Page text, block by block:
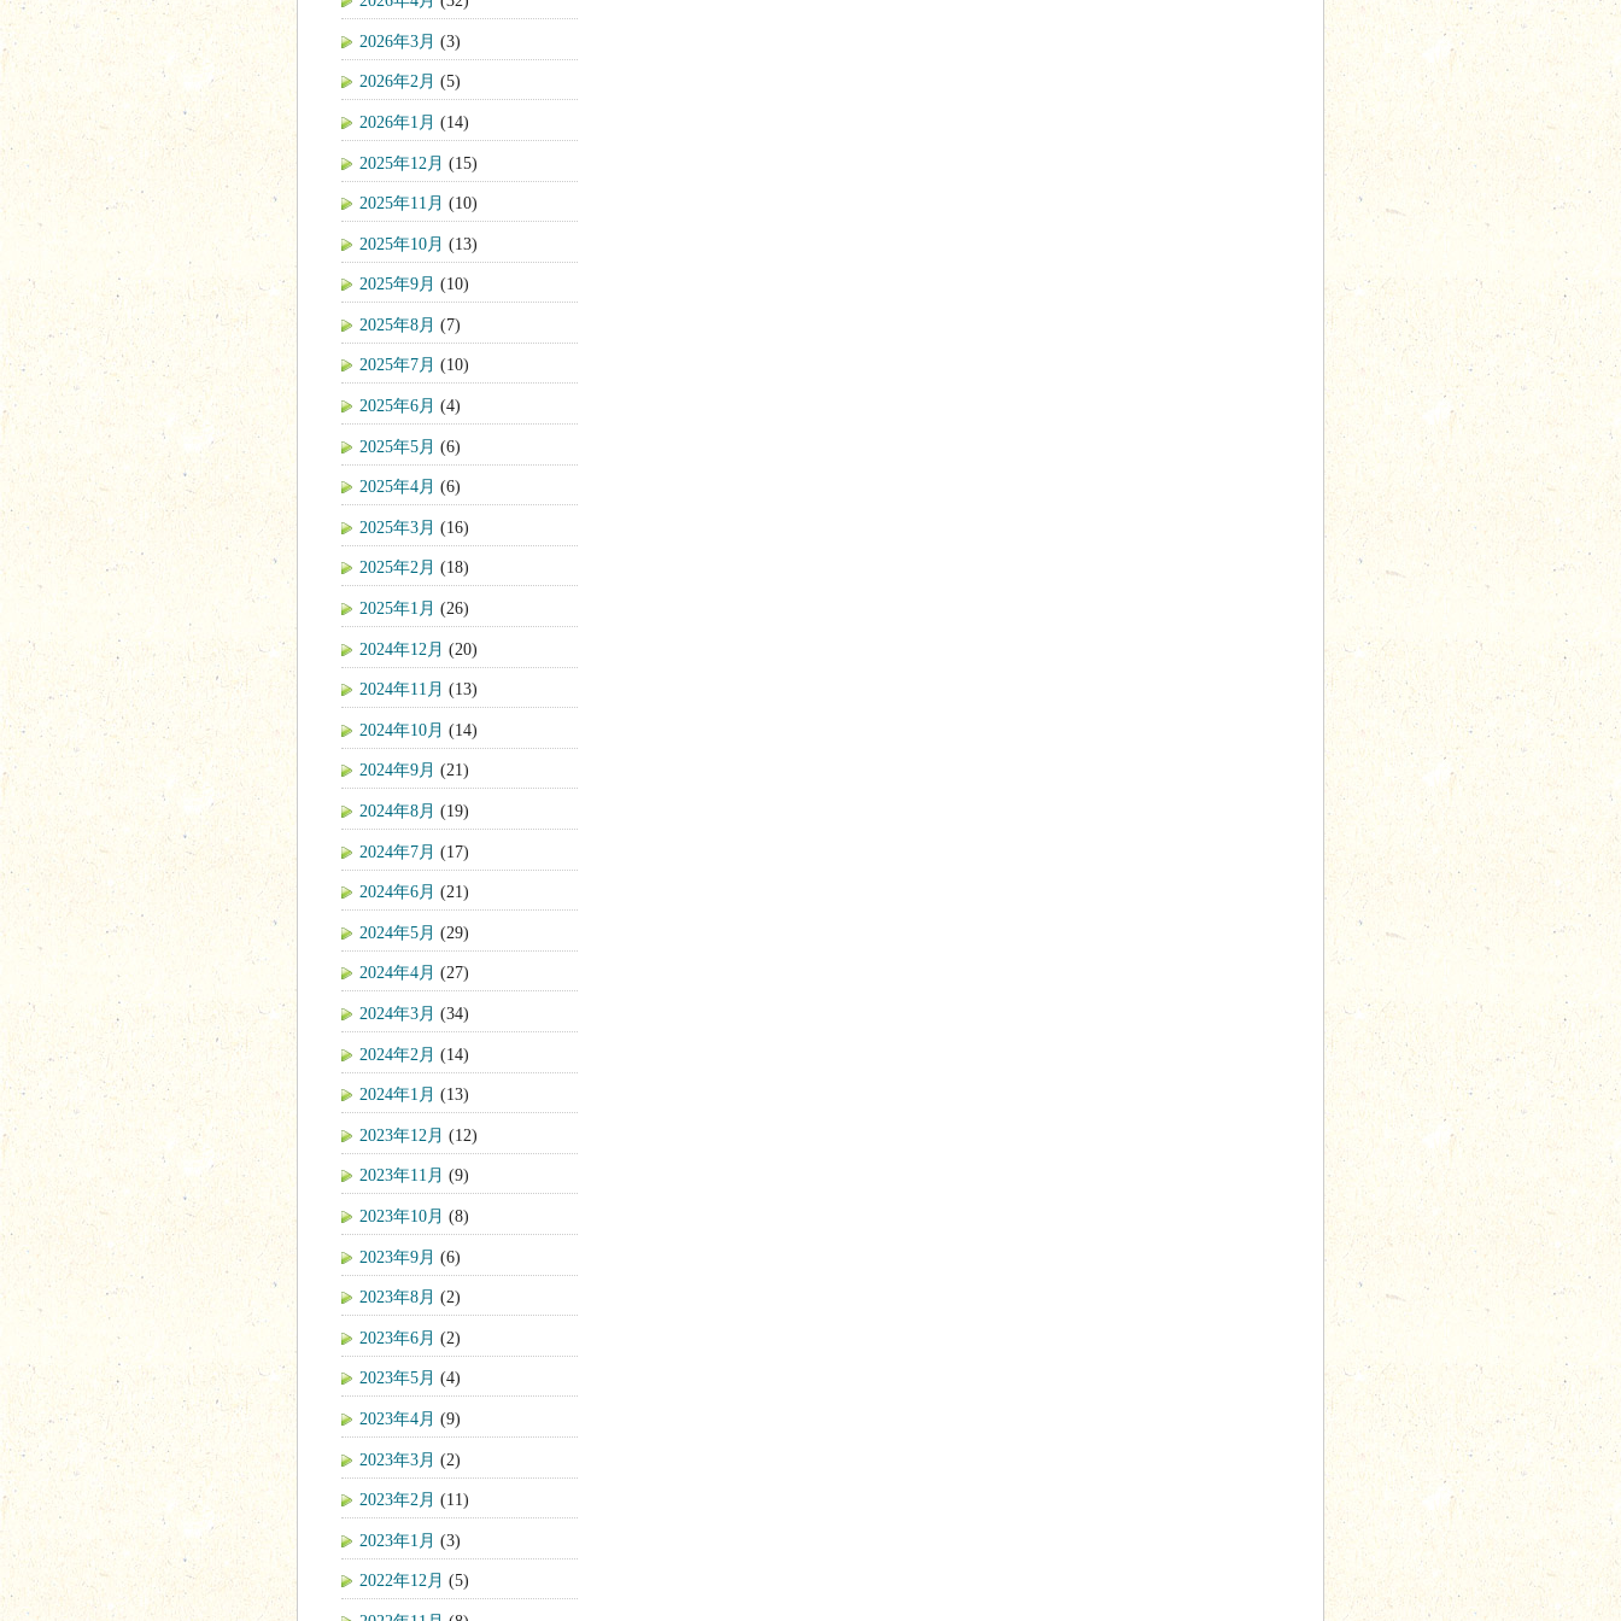
2026年3月 (3)
2026年2月 (5)
2026年1月 (14)
2025年12月 (15)
2025年11月 (10)
2025年10月 (13)
2025年9月 (10)
2025年8月 (7)
2025年7月 (10)
2025年6月 (4)
2025年5月 (6)
2025年4月 (6)
2025年3月 (16)
2025年2月 (18)
2025年1月 (26)
2024年12月 (20)
2024年11月 (13)
2024年10月 (14)
2024年9月 (21)
2024年8月 (19)
2024年7月 (17)
2024年6月 (21)
2024年5月 (29)
2024年4月 (27)
2024年3月 (34)
2024年2月 (14)
2024年1月 (13)
2023年12月 (12)
2023年11月 (9)
2023年10月 (8)
2023年9月 (6)
2023年8月 (2)
2023年6月 (2)
2023年5月 (4)
2023年4月 (9)
2023年3月 (2)
2023年2月 (11)
2023年1月 (3)
2022年12月 (5)